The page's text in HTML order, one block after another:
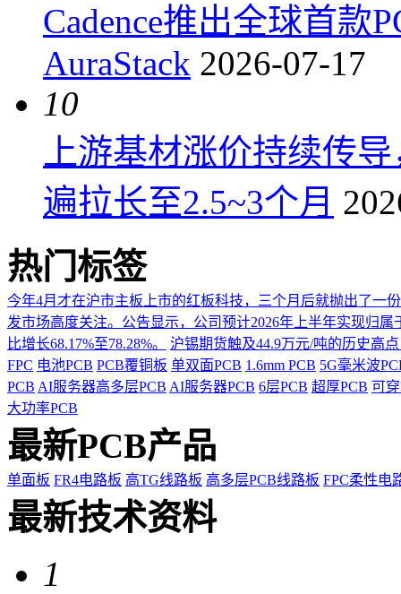
Cadence推出全球首款
AuraStack 2026-07-17
10
上游基材涨价持续传
遍拉长至2.5~3个月
热门标签
今年4月才在沪市主板上市的红板科技，三个月后就抛出了一
发市场高度关注。公告显示，公司预计2026年上半年实现归
比增长68.17%至78.28%。
沪锡期货触及44.9万元/吨的历史高
FPC 电池PCB PCB覆铜板 单双面PCB 1.6mm PCB 5G毫米波
PCB AI服务器高多层PCB AI服务器PCB 6层PCB 超厚PCB 可
大功率PCB
最新PCB产品
单面板 FR4电路板 高TG线路板 高多层PCB线路板 FPC柔性电
最新技术资料
1